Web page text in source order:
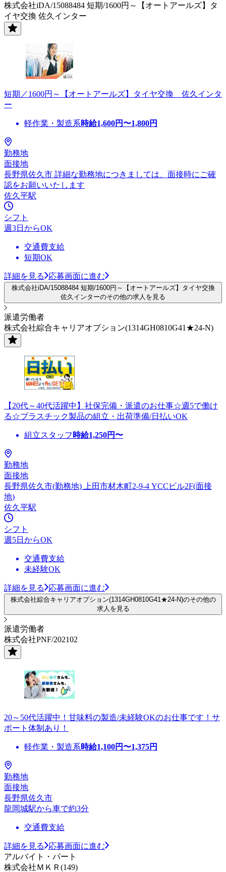
株式会社iDA/15088484 短期/1600円～【オートアールズ】タ
イヤ交換 佐久インター
短期／1600円～【オートアールズ】タイヤ交換 佐久インタ
ー
軽作業・製造系時給1,600円〜1,800円
勤務地
面接地
長野県佐久市 詳細な勤務地につきましては、面接時にご確
認をお願いいたします
佐久平駅
シフト
週3日からOK
交通費支給
短期OK
詳細を見る 応募画面に進む
株式会社iDA/15088484 短期/1600円～【オートアールズ】タイヤ交換
佐久インターのその他の求人を見る
派遣労働者
株式会社綜合キャリアオプション(1314GH0810G41★24-N)
【20代～40代活躍中】社保完備・派遣のお仕事☆週5で働け
る☆プラスチック製品の組立・出荷準備/日払いOK
組立スタッフ 時給1,250円〜
勤務地
面接地
長野県佐久市(勤務地) 上田市材木町2-9-4 YCCビル2F(面接
地)
佐久平駅
シフト
週5日からOK
交通費支給
未経験OK
詳細を見る 応募画面に進む
株式会社綜合キャリアオプション(1314GH0810G41★24-N)のその他の
求人を見る
派遣労働者
株式会社PNF/202102
20～50代活躍中！甘味料の製造/未経験OKのお仕事です！サ
ポート体制あり！
軽作業・製造系時給1,100円〜1,375円
勤務地
面接地
長野県佐久市
龍岡城駅から車で約3分
交通費支給
詳細を見る
応募画面に進む
アルバイト・パート
株式会社ＭＫＲ(149)